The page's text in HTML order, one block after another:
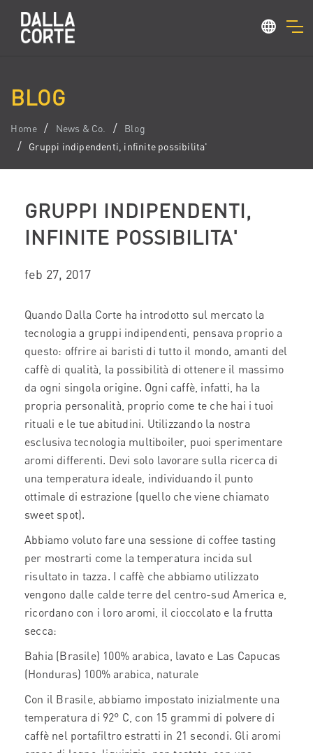
BLOG
Home News & Co.
Blog
Gruppi indipendenti, infinite possibilita'
GRUPPI INDIPENDENTI,
INFINITE POSSIBILITA'
feb 27, 2017
Quando Dalla Corte ha introdotto sul mercato la
tecnologia a gruppi indipendenti, pensava proprio a
questo: offrire ai baristi di tutto il mondo, amanti del
caffè di qualità, la possibilità di ottenere il massimo
da ogni singola origine. Ogni caffè, infatti, ha la
propria personalità, proprio come te che hai i tuoi
rituali e le tue abitudini. Utilizzando la nostra
esclusiva tecnologia multiboiler, puoi sperimentare
aromi differenti. Devi solo lavorare sulla ricerca di
una temperatura ideale, individuando il punto
ottimale di estrazione (quello che viene chiamato
sweet spot).
Abbiamo voluto fare una sessione di coffee tasting
per mostrarti come la temperatura incida sul
risultato in tazza. I caffè che abbiamo utilizzato
vengono dalle calde terre del centro-sud America e,
ricordano con i loro aromi, il cioccolato e la frutta
secca:
Bahia (Brasile) 100% arabica, lavato e Las Capucas
(Honduras) 100% arabica, naturale
Con il Brasile, abbiamo impostato inizialmente una
temperatura di 92° C, con 15 grammi di polvere di
caffè nel portafiltro estratti in 21 secondi. Gli aromi